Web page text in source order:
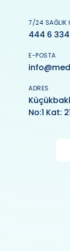
7/24 SAĞLIK
444 6 334
E-POSTA
ADRES
No:1 Kat: